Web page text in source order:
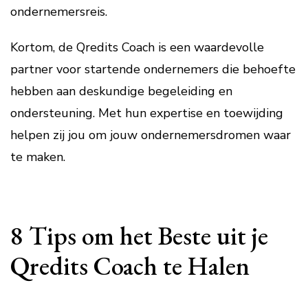
ondernemersreis.
Kortom, de Qredits Coach is een waardevolle
partner voor startende ondernemers die behoefte
hebben aan deskundige begeleiding en
ondersteuning. Met hun expertise en toewijding
helpen zij jou om jouw ondernemersdromen waar
te maken.
8 Tips om het Beste uit je
Qredits Coach te Halen